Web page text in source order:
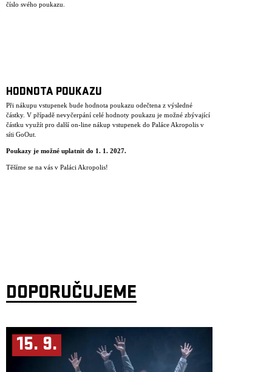
číslo svého poukazu.
HODNOTA POUKAZU
Při nákupu vstupenek bude hodnota poukazu odečtena z výsledné
částky. V případě nevyčerpání celé hodnoty poukazu je možné zbývající
částku využít pro další on-line nákup vstupenek do Paláce Akropolis v
síti GoOut.
Poukazy je možné uplatnit do 1. 1. 2027.
Těšíme se na vás v Paláci Akropolis!
DOPORUČUJEME
15. 9.